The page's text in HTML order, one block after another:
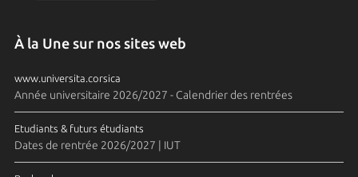
À la Une sur nos sites web
www.universita.corsica
Année universitaire 2026/2027 - Calendrier des rentrées
Etudiants & futurs étudiants
Dates de rentrée 2026/2027 | IUT